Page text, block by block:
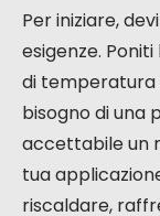
Per iniziare,
esigenze.
di temperatura
bisogno di una
accettabile un
tua
riscaldare,